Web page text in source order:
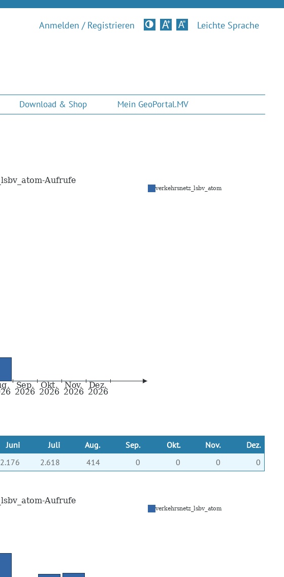
Anmelden / Registrieren KontrastversionLeichte Sprache
Download & Shop Mein GeoPortal.MV
Juni Juli Aug. Sep. Okt. Nov.
Dez.
2.176 2.618 414 0 0 0 0